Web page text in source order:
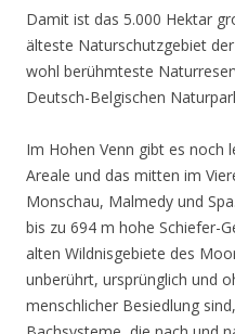
Damit ist das 5.000 Hektar
älteste Naturschutzgebiet
wohl berühmteste
Deutsch-Belgischen
Im Hohen Venn gibt es noch
Areale und das mitten im
Monschau, Malmedy und
bis zu 694 m hohe Schiefer-
alten Wildnisgebiete des
unberührt, ursprünglich und
menschlicher Besiedlung